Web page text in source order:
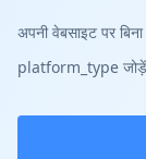
अपनी वेबसाइट पर
platform_type